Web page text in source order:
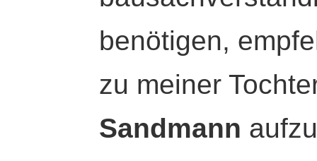
benötigen,
zu meiner
Sandmann